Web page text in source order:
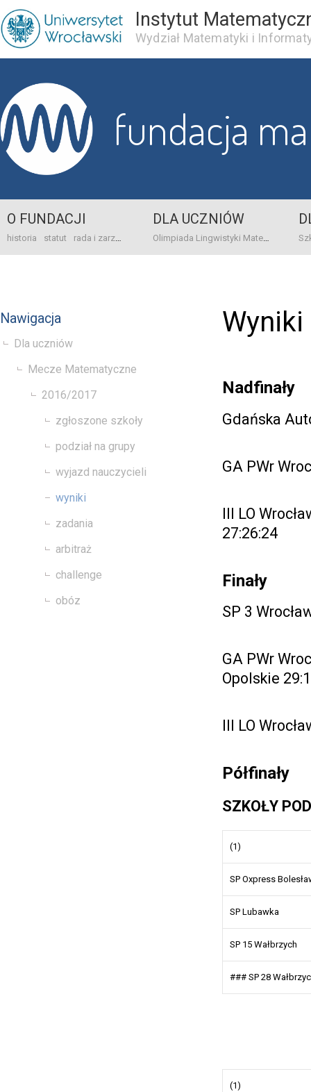
Instytut
Wydział Matematyki i
fundacja
O FUNDACJI
historia statut rada i zarząd dane bankowo-adresowe kontakt
DLA UCZNIÓW
Olimpiada Lingwistyki Matematycznej
Nawigacja
Dla uczniów
Mecze Matematyczne
2016/2017
zgłoszone szkoły
podział na grupy
wyjazd nauczycieli
wyniki
zadania
arbitraż
challenge
obóz
Nadfinały
Gdańska
GA PWr
III LO
27:26:24
Finały
SP 3
GA PWr
Opolskie
III LO
Półfinały
SZKOŁY
(1)
SP Oxpress
SP Lubawka
SP 15 Wałbrzych
### SP 28
(1)